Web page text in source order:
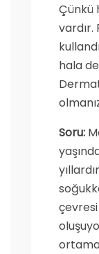
Çünkü
vardır.
hala
Soru: